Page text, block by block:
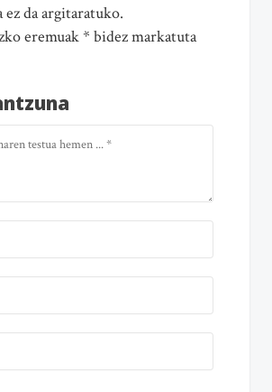
ez da argitaratuko.
eremuak * bidez markatuta